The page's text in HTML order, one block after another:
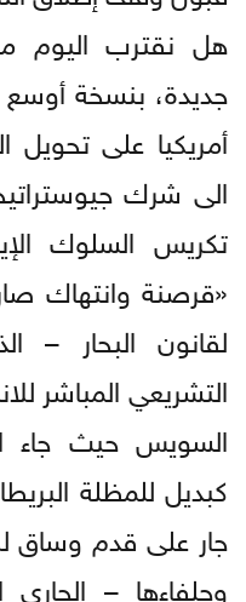
هل نقترب اليوم
جديدة، بنسخة
أمريكيا على تحويل
الى شرك
تكريس السلوك
«قرصنة وانتهاك
لقانون البحار –
التشريعي المباشر
السويس حيث جاء
كبديل للمظلة
جار على قدم وساق
وحلفاءها –